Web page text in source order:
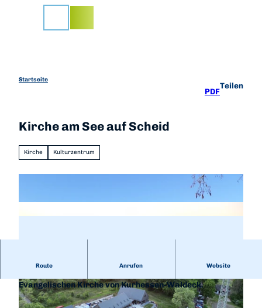
Startseite
PDF
Teilen
Kirche am See auf Scheid
Kirche Kulturzentrum
Route Anrufen Website
Evangelischen Kirche von Kurhessen-Waldeck.